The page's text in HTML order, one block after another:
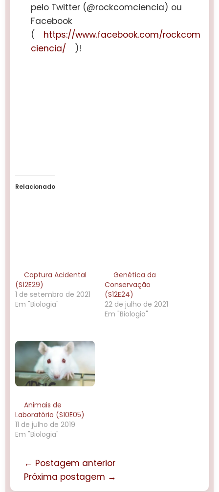
pelo Twitter (@rockcomciencia) ou
Facebook
(
https://www.facebook.com/rockcom
ciencia/
)!
Relacionado
Captura Acidental
(S12E29)
1 de setembro de 2021
Em "Biologia"
Genética da
Conservação
(S12E24)
22 de julho de 2021
Em "Biologia"
Animais de
Laboratório (S10E05)
11 de julho de 2019
Em "Biologia"
← Postagem anterior
Próxima postagem →